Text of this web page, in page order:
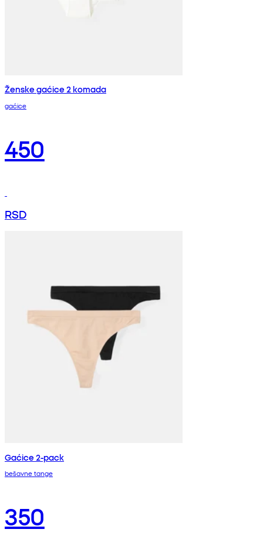
Ženske gaćice 2 komada
gaćice
450
RSD
Gaćice 2-pack
bešavne tange
350